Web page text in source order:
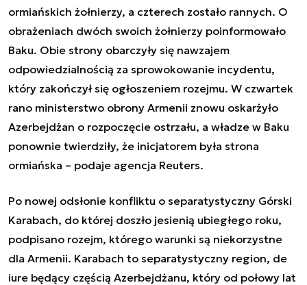
ormiańskich żołnierzy, a czterech zostało rannych. O
obrażeniach dwóch swoich żołnierzy poinformowało
Baku. Obie strony obarczyły się nawzajem
odpowiedzialnością za sprowokowanie incydentu,
który zakończył się ogłoszeniem rozejmu. W czwartek
rano ministerstwo obrony Armenii znowu oskarżyło
Azerbejdżan o rozpoczęcie ostrzału, a władze w Baku
ponownie twierdziły, że inicjatorem była strona
ormiańska – podaje agencja Reuters.
Po nowej odsłonie konfliktu o separatystyczny Górski
Karabach, do której doszło jesienią ubiegłego roku,
podpisano rozejm, którego warunki są niekorzystne
dla Armenii. Karabach to separatystyczny region, de
iure będący częścią Azerbejdżanu, który od połowy lat